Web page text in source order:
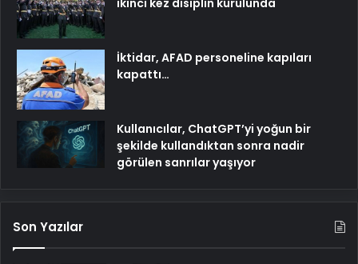
ikinci kez disiplin kurulunda
İktidar, AFAD personeline kapıları
kapattı…
Kullanıcılar, ChatGPT’yi yoğun bir
şekilde kullandıktan sonra nadir
görülen sanrılar yaşıyor
Son Yazılar